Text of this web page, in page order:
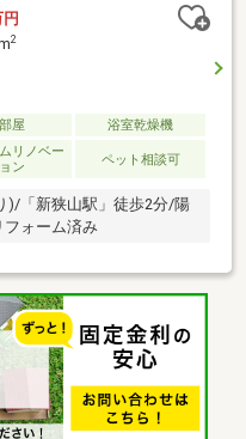
います。大切なペットと
イント（細則有）。【安
フターサービス保証付き
ニ（徒歩2分）やスーパ
い物も大変便利な住環境
2
屋 浴室乾燥機
リノベー
ン
ペット相談可
)/「新狭山駅」徒歩2分/陽
フォーム済み